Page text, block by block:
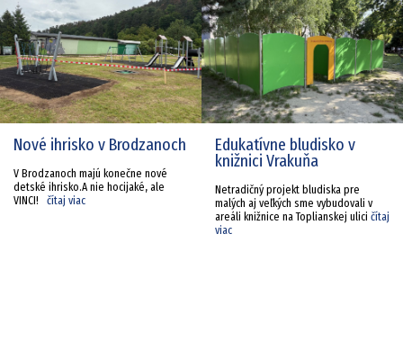
Nové ihrisko v Brodzanoch
V Brodzanoch majú konečne nové
detské ihrisko.A nie hocijaké, ale
VINCI! čítaj viac
Edukatívne bludisko v
knižnici Vrakuňa
Netradičný projekt bludiska pre
malých aj veľkých sme vybudovali v
areáli knižnice na Toplianskej ulici čítaj
viac